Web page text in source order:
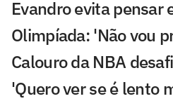
Evandro evita pensar
Olimpíada: 'Não vou
Calouro da NBA
'Quero ver se é lento